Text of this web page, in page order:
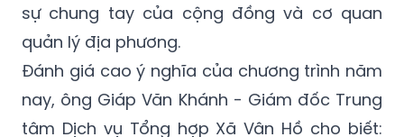
sự chung tay của cộng đồng và cơ quan
quản lý địa phương.
Đánh giá cao ý nghĩa của chương trình năm
nay, ông Giáp Văn Khánh - Giám đốc Trung
tâm Dịch vụ Tổng hợp Xã Vân Hồ cho biết: